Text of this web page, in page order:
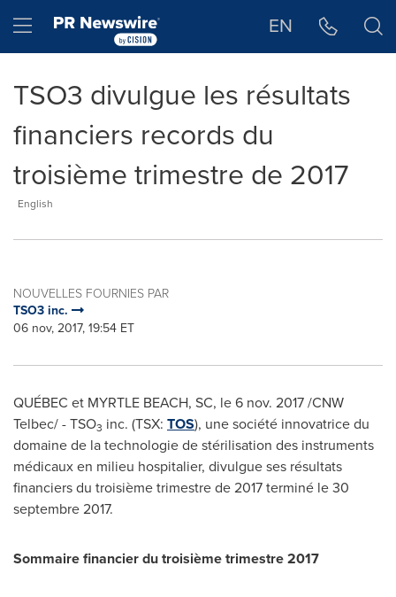
Hamburger menu EN
TSO3 divulgue les résultats
financiers records du
troisième trimestre de 2017
English
NOUVELLES FOURNIES PAR
TSO3 inc.
06 nov, 2017, 19:54 ET
QUÉBEC et MYRTLE BEACH, SC, le6 nov. 2017/CNW
Telbec/ - TSO3 inc. (TSX: TOS), une société innovatrice du
domaine de la technologie de stérilisation des instruments
médicaux en milieu hospitalier, divulgue ses résultats
financiers du troisième trimestre de 2017 terminé le 30
septembre 2017.
Sommaire financier du troisième trimestre 2017